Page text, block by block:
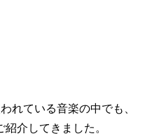
れている音楽の中でも、
紹介してきました。